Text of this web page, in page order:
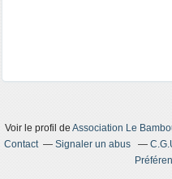
Voir le profil deAssociation Le
Contact
Signaler un abus